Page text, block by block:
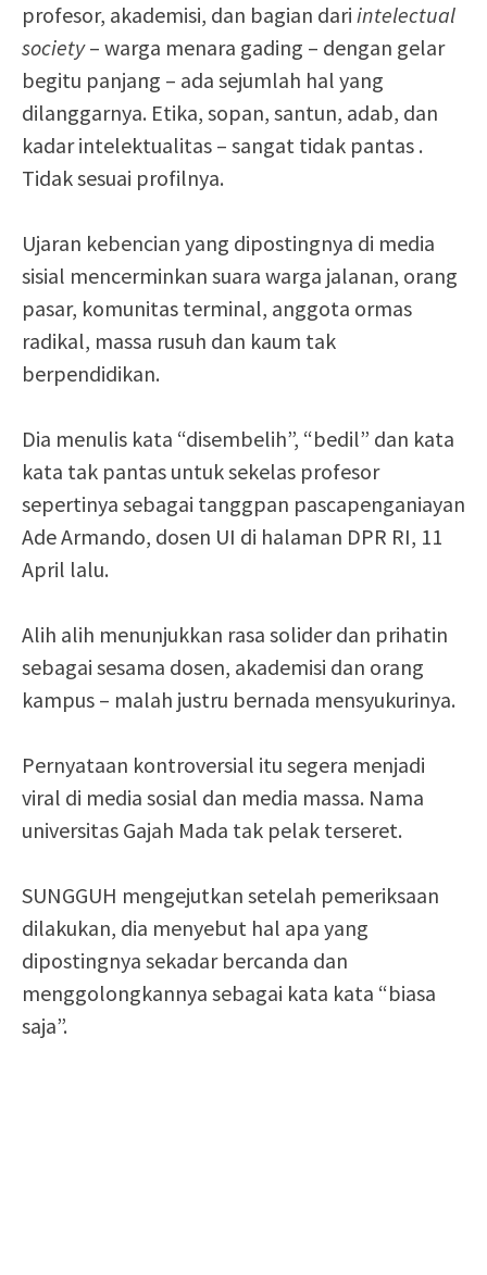
profesor, akademisi, dan bagian dari intelectual
society– warga menara gading – dengan gelar
begitu panjang – ada sejumlah hal yang
dilanggarnya. Etika, sopan, santun, adab, dan
kadar intelektualitas – sangat tidak pantas .
Tidak sesuai profilnya.
Ujaran kebencian yang dipostingnya di media
sisial mencerminkan suara warga jalanan, orang
pasar, komunitas terminal, anggota ormas
radikal, massa rusuh dan kaum tak
berpendidikan.
Dia menulis kata “disembelih”, “bedil” dan kata
kata tak pantas untuk sekelas profesor
sepertinya sebagai tanggpan pascapenganiayan
Ade Armando, dosen UI di halaman DPR RI, 11
April lalu.
Alih alih menunjukkan rasa solider dan prihatin
sebagai sesama dosen, akademisi dan orang
kampus – malah justru bernada mensyukurinya.
Pernyataan kontroversial itu segera menjadi
viral di media sosial dan media massa. Nama
universitas Gajah Mada tak pelak terseret.
SUNGGUH mengejutkan setelah pemeriksaan
dilakukan, dia menyebut hal apa yang
dipostingnya sekadar bercanda dan
menggolongkannya sebagai kata kata “biasa
saja”.